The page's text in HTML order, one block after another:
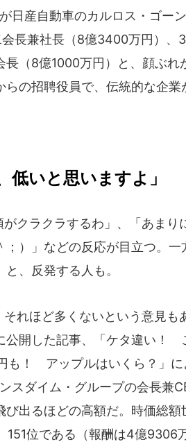
日産自動車のカルロス・ゴー
長兼社長（8億3400万円）、
（8億1000万円）と、顔ぶれ
の招聘役員で、伝統的な企業
低いと思いますよ」
クラクラするわ」、「あまり
）」などの反応が目立つ。一
、反発する人も。
れほど多くないという意見も
公開した記事、「ケタ違い！
も！ アップルはいくら？」に
スダイム・グループの会長兼
出るほどの高額だ。時価総額
位である（報酬は4億9306